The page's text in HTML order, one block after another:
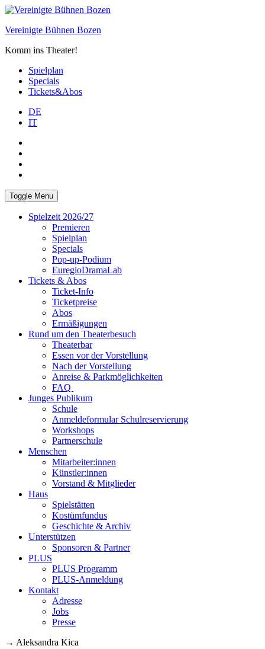
Skip
content
Vereinigte Bühnen Bozen
Komm ins Theater!
Spielplan
Specials
Tickets&Abos
DE
IT
Toggle Menu
Spielzeit 2026/27
Premieren
Spielplan
Specials
Pop-up-Podium
EuregioDramaLab
Tickets & Abos
Ticket-Info
Ticketpreise
Abos
Ermäßigungen
Rund um den Theaterbesuch
Theaterbar
Essen vor der Vorstellung
Nach der Vorstellung
Anreise & Parkmöglichkeiten
FAQ
Junges Publikum
Schule
Anmeldeformular Schulreservierung
Workshops
Partnerschule
Menschen
Mitarbeiter:innen
Künstler:innen
Vorstand & Mitglieder
Haus
Spielstätten
Kostümfundus
Geschichte & Archiv
Unterstützen
Sponsoren & Partner
PLUS
PLUS Programm
PLUS-Anmeldung
Kontakt
Adresse
Jobs
Presse
→ Aleksandra Kica